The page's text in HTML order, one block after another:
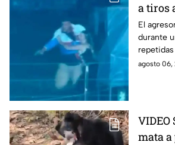
a tiros
ex tras
El
durante
la escena.
agosto 06,
VIDEO
mata